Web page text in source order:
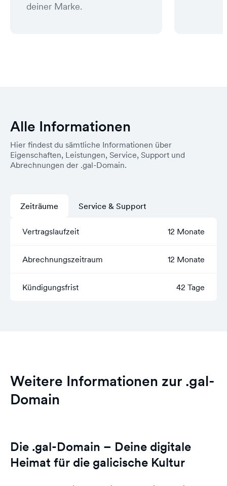
deiner Marke.
Alle Informationen
Hier findest du sämtliche Informationen über
Eigenschaften, Leistungen, Service, Support und
Abrechnungen der .gal-Domain.
Zeiträume
Vertragslaufzeit 12 Monate
Abrechnungszeitraum 12 Monate
Kündigungsfrist 42 Tage
Service & Support
Weitere Informationen zur .gal-
Domain
Die .gal-Domain – Deine digitale
Heimat für die galicische Kultur